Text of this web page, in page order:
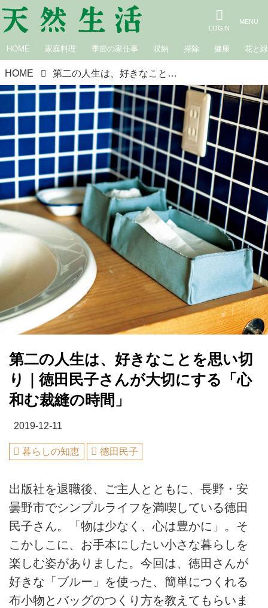
HOME 家庭料理 季節の家仕事 収納 掃除 健康 花と緑
HOME 第二の人生は、好きなことを思い切り｜徳田民子さんが大切にする「心和む裁縫の時間」
第二の人生は、好きなことを思い切
り｜徳田民子さんが大切にする「心
和む裁縫の時間」
2019-12-11
暮らしの知恵 德田民子
出版社を退職後、ご主人とともに、長野・安
曇野市でシンプルライフを満喫している徳田
民子さん。「物は少なく、心は豊かに」。そ
こかしこに、お手本にしたい小さな暮らしを
楽しむ姿がありました。今回は、徳田さんが
好きな「ブルー」を使った、簡単につくれる
布小物とバッグのつくり方を教えてもらいま